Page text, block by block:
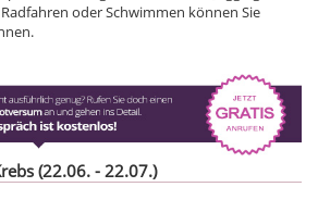
Radfahren oder Schwimmen können Sie
(22.06. - 22.07.)